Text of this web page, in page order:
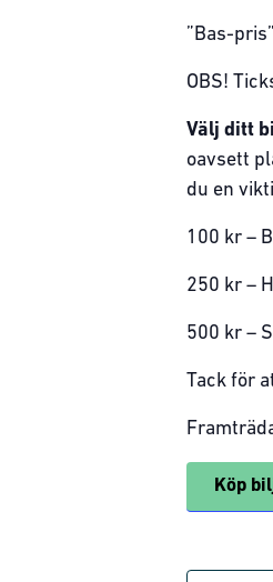
”Bas-
OBS!
Välj ditt
oavsett
du en
100 kr –
250 kr –
500 kr –
Tack för
Köp